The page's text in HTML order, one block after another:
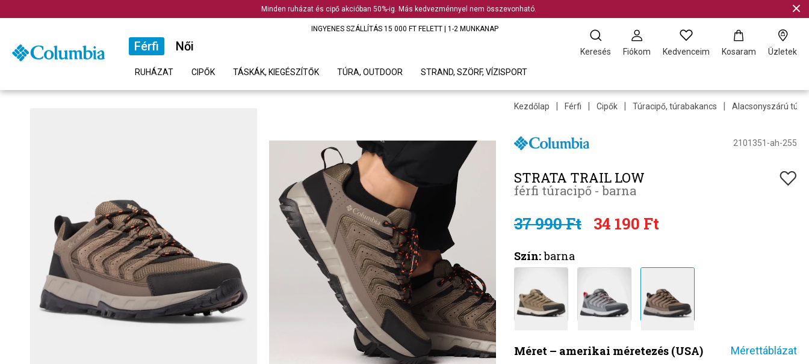
Minden ruházat és cipő akcióban 50%-ig. Más kedvezménnyel nem összevonható.
INGYENES SZÁLLÍTÁS 15 000 FT FELETT | 1-2 MUNKANAP
Férfi Női
RUHÁZAT CIPŐK TÁSKÁK, KIEGÉSZÍTŐK TÚRA, OUTDOOR STRAND, SZÖRF, VÍZISPORT
Keresés Fiókom Kedvenceim Kosaram Üzletek
Kezdőlap | Férfi | Cipők | Túracipő, túrabakancs | Alacsonyszárú
2101351-ah-255
STRATA TRAIL LOW
férfi túracipő - barna
37 990 Ft 34 190 Ft
Szín: barna
Méret – amerikai méretezés (USA) Mérettáblázat